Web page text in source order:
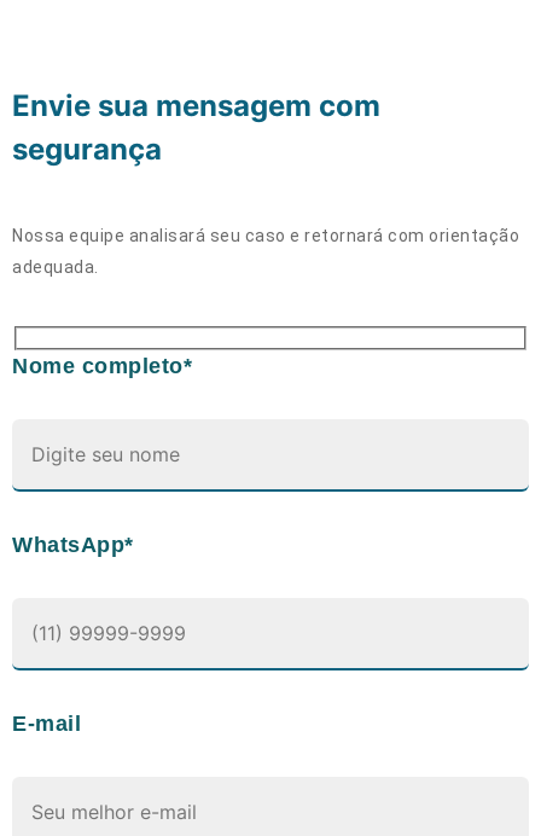
Envie sua mensagem com
segurança
Nossa equipe analisará seu caso e retornará com orientação
adequada.
Nome completo*
WhatsApp*
E-mail